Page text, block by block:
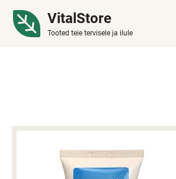
VitalStore
Tooted teie tervisele ja ilule